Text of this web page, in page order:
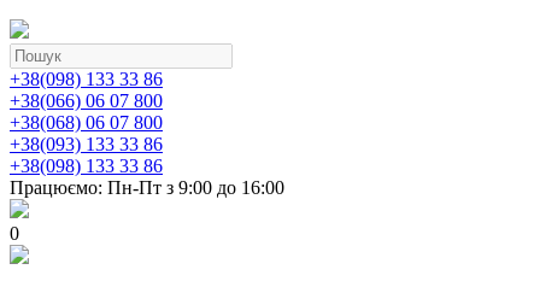
+38(098) 133 33 86
+38(066) 06 07 800
+38(068) 06 07 800
+38(093) 133 33 86
+38(098) 133 33 86
Працюємо: Пн-Пт з 9:00 до 16:00
0